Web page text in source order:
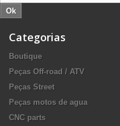
Ok
Categorias
Boutique
Peças Off-road / ATV
Peças Street
Peças motos de agua
CNC parts